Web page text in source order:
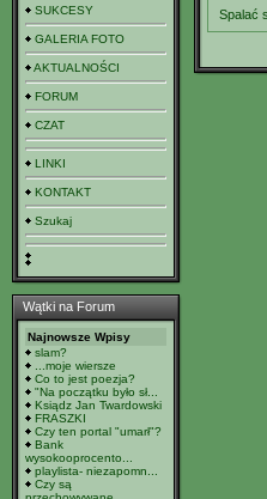
SUKCESY
GALERIA FOTO
AKTUALNOŚCI
FORUM
CZAT
LINKI
KONTAKT
Szukaj
Wątki na Forum
Najnowsze Wpisy
slam?
...moje wiersze
Co to jest poezja?
"Na początku było sł...
Ksiądz Jan Twardowski
FRASZKI
Czy ten portal "umarł"?
Bank
wysokooprocento...
playlista- niezapomn...
Czy są
Spalać